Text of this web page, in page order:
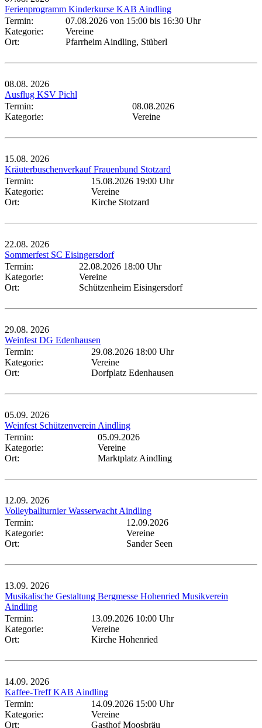
Ferienprogramm Kinderkurse KAB Aindling
Termin:
07.08.2026 von 15:00 bis 16:30 Uhr
Kategorie:
Vereine
Ort:
Pfarrheim Aindling, Stüberl
08.08. 2026
Ausflug KSV Pichl
Termin:
08.08.2026
Kategorie:
Vereine
15.08. 2026
Kräuterbuschenverkauf Frauenbund Stotzard
Termin:
15.08.2026 19:00 Uhr
Kategorie:
Vereine
Ort:
Kirche Stotzard
22.08. 2026
Sommerfest SC Eisingersdorf
Termin:
22.08.2026 18:00 Uhr
Kategorie:
Vereine
Ort:
Schützenheim Eisingersdorf
29.08. 2026
Weinfest DG Edenhausen
Termin:
29.08.2026 18:00 Uhr
Kategorie:
Vereine
Ort:
Dorfplatz Edenhausen
05.09. 2026
Weinfest Schützenverein Aindling
Termin:
05.09.2026
Kategorie:
Vereine
Ort:
Marktplatz Aindling
12.09. 2026
Volleyballturnier Wasserwacht Aindling
Termin:
12.09.2026
Kategorie:
Vereine
Ort:
Sander Seen
13.09. 2026
Musikalische Gestaltung Bergmesse Hohenried Musikverein
Aindling
Termin:
13.09.2026 10:00 Uhr
Kategorie:
Vereine
Ort:
Kirche Hohenried
14.09. 2026
Kaffee-Treff KAB Aindling
Termin:
14.09.2026 15:00 Uhr
Kategorie:
Vereine
Ort:
Gasthof Moosbräu